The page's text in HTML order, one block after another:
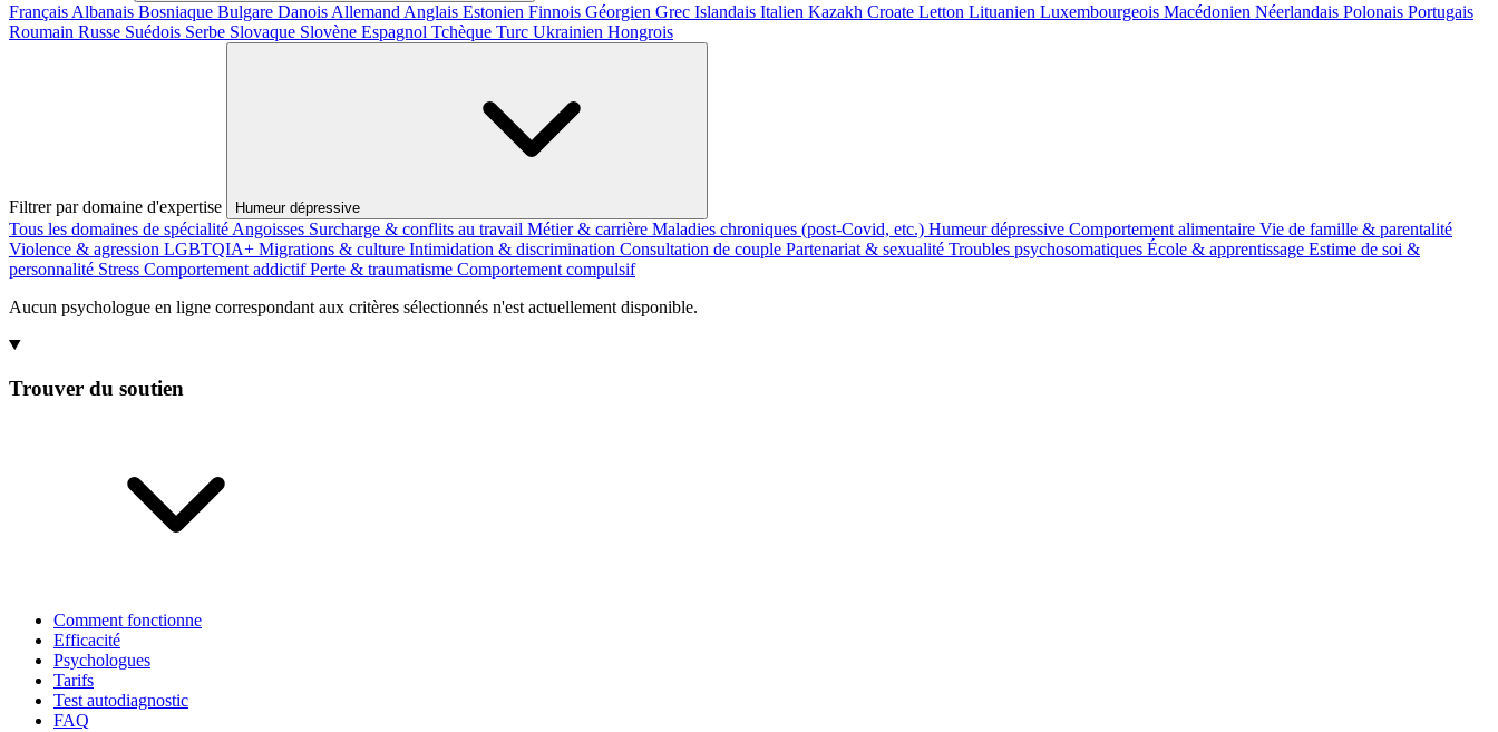
Français Albanais Bosniaque Bulgare Danois Allemand Anglais Estonien Finnois Géorgien Grec Islandais Italien Kazakh Croate Letton Lituanien Luxembourgeois Macédonien Néerlandais Polonais Portugais
Roumain Russe Suédois Serbe Slovaque Slovène Espagnol Tchèque Turc Ukrainien Hongrois
Filtrer par domaine d'expertise Humeur dépressive
Tous les domaines de spécialité Angoisses Surcharge & conflits au travail Métier & carrière Maladies chroniques (post-Covid, etc.) Humeur dépressive Comportement alimentaire Vie de famille & parentalité
Violence & agression LGBTQIA+ Migrations & culture Intimidation & discrimination Consultation de couple Partenariat & sexualité Troubles psychosomatiques École & apprentissage Estime de soi &
personnalité Stress Comportement addictifPerte & traumatisme Comportement compulsif
Aucun psychologue en ligne correspondant aux critères sélectionnés n'est actuellement disponible.
Trouver du soutien
Comment fonctionne
Efficacité
Psychologues
Tarifs
Test autodiagnostic
FAQ